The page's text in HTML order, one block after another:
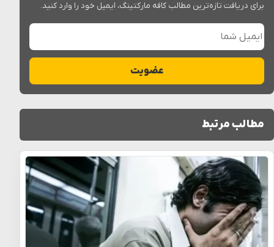
برای دریافت تازه‌ترین مطالب کافه مارکتینگ، ایمیل خود را وارد کنید.
ایمیل شما
عضویت
مطالب مرتبط